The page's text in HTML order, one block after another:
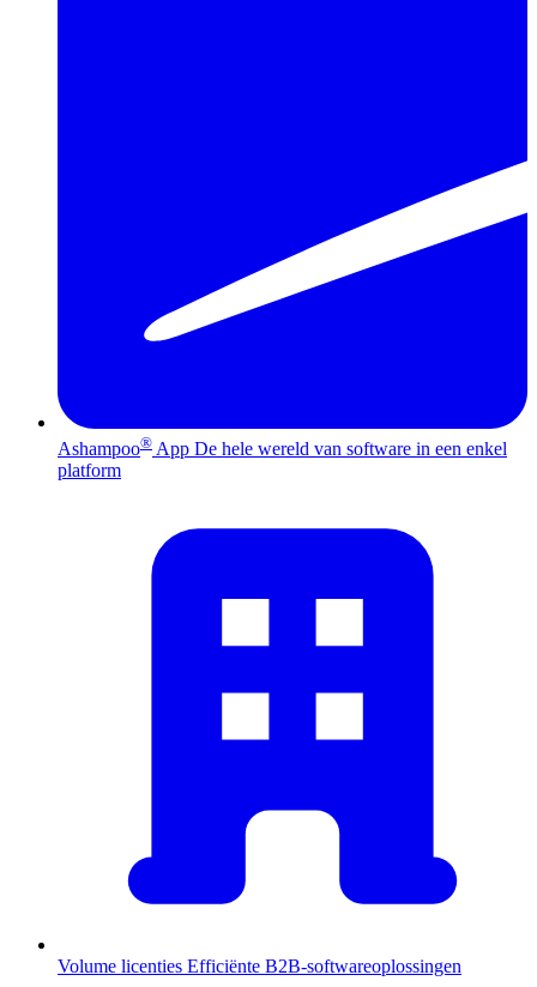
Ashampoo® App De hele wereld van software in een enkel
platform
Volume licenties Efficiënte B2B-softwareoplossingen